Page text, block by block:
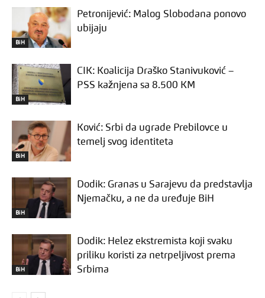
BiH
Petronijević: Malog Slobodana ponovo
ubijaju
BiH
CIK: Koalicija Draško Stanivuković –
PSS kažnjena sa 8.500 KM
BiH
Ković: Srbi da ugrade Prebilovce u
temelj svog identiteta
BiH
Dodik: Granas u Sarajevu da predstavlja
Njemačku, a ne da uređuje BiH
BiH
Dodik: Helez ekstremista koji svaku
priliku koristi za netrpeljivost prema
Srbima